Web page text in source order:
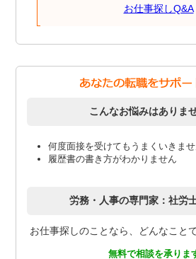
お仕事探しQ&A
こんなお悩みはありま
何度面接を受けてもうまくいきま
履歴書の書き方がわかりません
労務・人事の専門家：社労
お仕事探しのことなら、どんなこと
無料で相談を承りま